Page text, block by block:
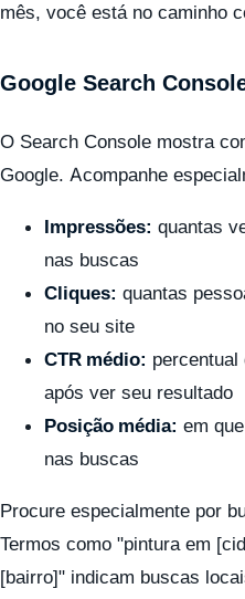
mês, você está no caminho
Google Search
O Search Console mostra
Google. Acompanhe
Impressões: quantas
nas buscas
Cliques: quantas
no seu site
CTR médio:
após ver seu resultado
Posição média: em
nas buscas
Procure especialmente por
Termos como "pintura em
[bairro]" indicam buscas